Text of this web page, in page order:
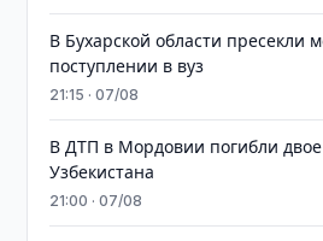
В Бухарской области пресекли
поступлении в вуз
21:15 · 07/08
В ДТП в Мордовии погибли
Узбекистана
21:00 · 07/08